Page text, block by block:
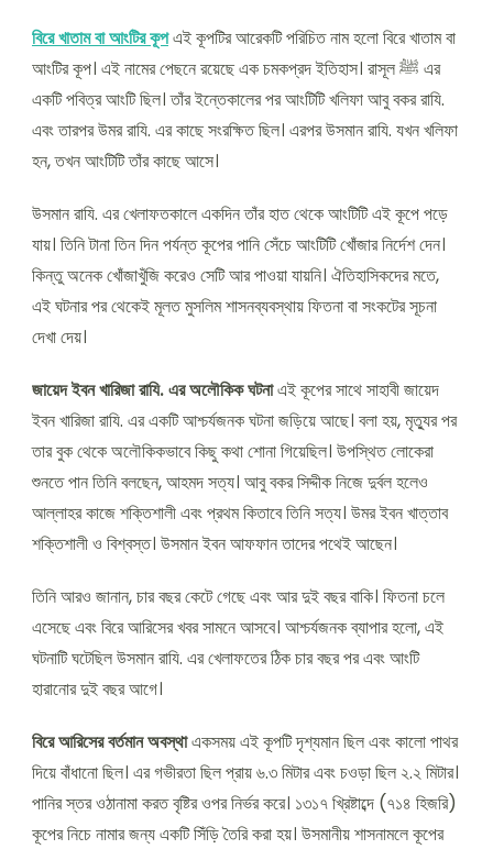
বিরে খাতাম বা আংটির কূপএই কূপটির আরেকটি পরিচিত নাম হলো বিরে খাতাম বা
আংটির কূপ। এই নামের পেছনে রয়েছে এক চমকপ্রদ ইতিহাস। রাসূল ﷺ এর
একটি পবিত্র আংটি ছিল। তাঁর ইন্তেকালের পর আংটিটি খলিফা আবু বকর রাযি.
এবং তারপর উমর রাযি. এর কাছে সংরক্ষিত ছিল। এরপর উসমান রাযি. যখন খলিফা
হন, তখন আংটিটি তাঁর কাছে আসে।
উসমান রাযি. এর খেলাফতকালে একদিন তাঁর হাত থেকে আংটিটি এই কূপে পড়ে
যায়। তিনি টানা তিন দিন পর্যন্ত কূপের পানি সেঁচে আংটিটি খোঁজার নির্দেশ দেন।
কিন্তু অনেক খোঁজাখুঁজি করেও সেটি আর পাওয়া যায়নি। ঐতিহাসিকদের মতে,
এই ঘটনার পর থেকেই মূলত মুসলিম শাসনব্যবস্থায় ফিতনা বা সংকটের সূচনা
দেখা দেয়।
জায়েদ ইবন খারিজা রাযি. এর অলৌকিক ঘটনাএই কূপের সাথে সাহাবী জায়েদ
ইবন খারিজা রাযি. এর একটি আশ্চর্যজনক ঘটনা জড়িয়ে আছে। বলা হয়, মৃত্যুর পর
তার বুক থেকে অলৌকিকভাবে কিছু কথা শোনা গিয়েছিল। উপস্থিত লোকেরা
শুনতে পান তিনি বলছেন, আহমদ সত্য। আবু বকর সিদ্দীক নিজে দুর্বল হলেও
আল্লাহর কাজে শক্তিশালী এবং প্রথম কিতাবে তিনি সত্য। উমর ইবন খাত্তাব
শক্তিশালী ও বিশ্বস্ত। উসমান ইবন আফফান তাদের পথেই আছেন।
তিনি আরও জানান, চার বছর কেটে গেছে এবং আর দুই বছর বাকি। ফিতনা চলে
এসেছে এবং বিরে আরিসের খবর সামনে আসবে। আশ্চর্যজনক ব্যাপার হলো, এই
ঘটনাটি ঘটেছিল উসমান রাযি. এর খেলাফতের ঠিক চার বছর পর এবং আংটি
হারানোর দুই বছর আগে।
বিরে আরিসের বর্তমান অবস্থাএকসময় এই কূপটি দৃশ্যমান ছিল এবং কালো পাথর
দিয়ে বাঁধানো ছিল। এর গভীরতা ছিল প্রায় ৬.৩ মিটার এবং চওড়া ছিল ২.২ মিটার।
পানির স্তর ওঠানামা করত বৃষ্টির ওপর নির্ভর করে। ১৩১৭ খ্রিষ্টাব্দে (৭১৪ হিজরি)
কূপের নিচে নামার জন্য একটি সিঁড়ি তৈরি করা হয়। উসমানীয় শাসনামলে কূপের